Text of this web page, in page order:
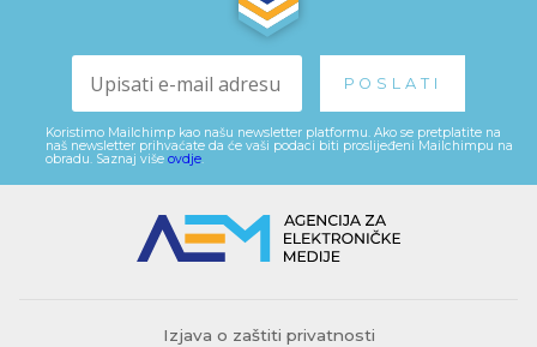
Koristimo Mailchimp kao našu newsletter platformu. Ako se pretplatite na
naš newsletter prihvaćate da će vaši podaci biti proslijeđeni Mailchimpu na
obradu. Saznaj više ovdje.
Izjava o zaštiti privatnosti